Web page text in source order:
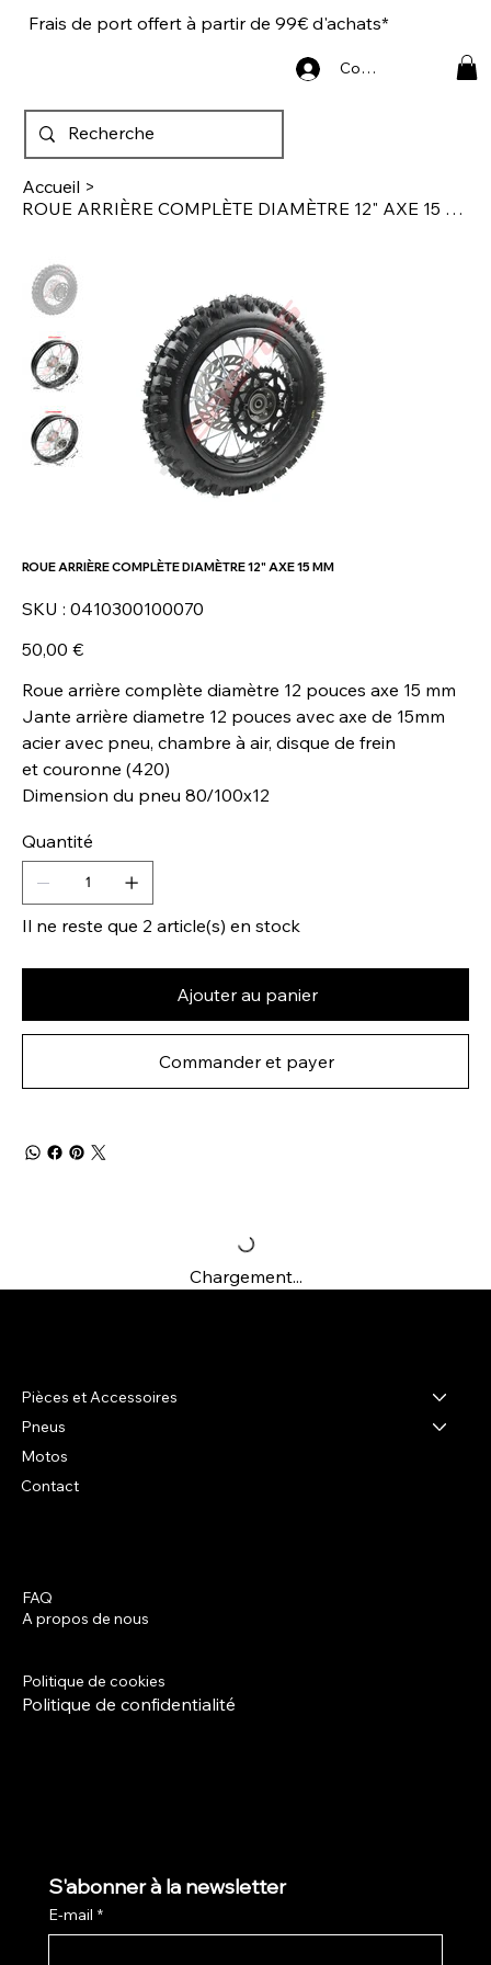
Frais de port offert à partir de 99€ d'achats*
Connexion
Accueil >
ROUE ARRIÈRE COMPLÈTE DIAMÈTRE 12" AXE 15 MM
ROUE ARRIÈRE COMPLÈTE DIAMÈTRE 12" AXE 15 MM
SKU : SKU
0410300100070
0410300100070
Prix
50,00 €
Roue arrière complète diamètre 12 pouces axe 15 mm
Jante arrière diametre 12 pouces avec axe de 15mm
acier avec pneu, chambre à air, disque de frein
et couronne (420)
Dimension du pneu 80/100x12
Quantité
Il ne reste que 2 article(s) en stock
Ajouter au panier
Commander et payer
Chargement...
Pièces et Accessoires
Pneus
Motos
Contact
FAQ
A propos de nous
Politique de cookies
Politique de confidentialité
S'abonner à la newsletter
E-mail *